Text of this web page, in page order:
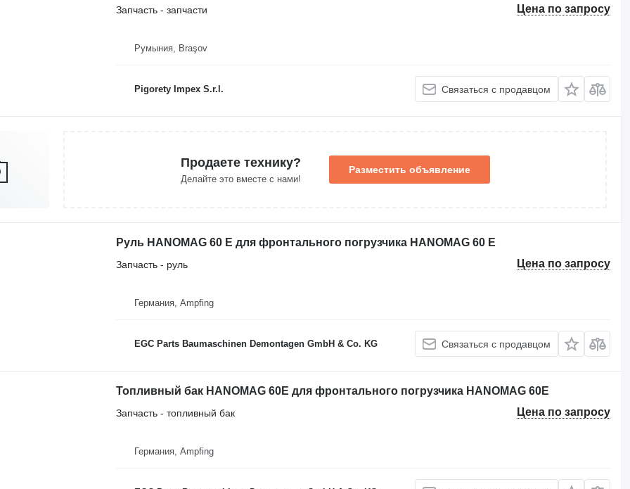
Цена по запросу
Запчасть - запчасти
Румыния, Braşov
Pigorety Impex S.r.l. Связаться с продавцом
Продаете технику?
Делайте это вместе с нами!
Разместить объявление
Руль HANOMAG 60 E для фронтального погрузчика HANOMAG 60 E
Цена по запросу
Запчасть - руль
Германия, Ampfing
EGC Parts Baumaschinen Demontagen GmbH & Co. KG Связаться с продавцом
Топливный бак HANOMAG 60E для фронтального погрузчика HANOMAG 60E
Цена по запросу
Запчасть - топливный бак
Германия, Ampfing